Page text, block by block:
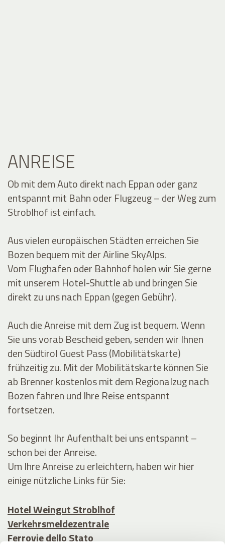
ANREISE
Ob mit dem Auto direkt nach Eppan oder ganz
entspannt mit Bahn oder Flugzeug – der Weg zum
Stroblhof ist einfach.
Aus vielen europäischen Städten erreichen Sie
Bozen bequem mit der Airline SkyAlps.
Vom Flughafen oder Bahnhof holen wir Sie gerne
mit unserem Hotel-Shuttle ab und bringen Sie
direkt zu uns nach Eppan (gegen Gebühr).
Auch die Anreise mit dem Zug ist bequem. Wenn
Sie uns vorab Bescheid geben, senden wir Ihnen
den Südtirol Guest Pass (Mobilitätskarte)
frühzeitig zu. Mit der Mobilitätskarte können Sie
ab Brenner kostenlos mit dem Regionalzug nach
Bozen fahren und Ihre Reise entspannt
fortsetzen.
So beginnt Ihr Aufenthalt bei uns entspannt –
schon bei der Anreise.
Um Ihre Anreise zu erleichtern, haben wir hier
einige nützliche Links für Sie:
Hotel Weingut Stroblhof
Verkehrsmeldezentrale
Ferrovie dello Stato